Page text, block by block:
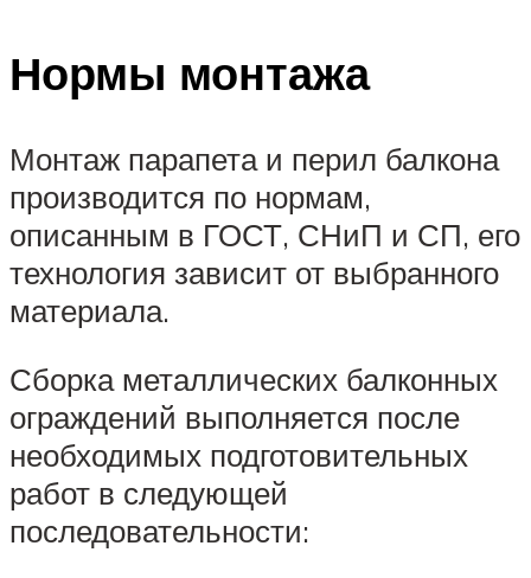
Нормы монтажа
Монтаж парапета и перил балкона
производится по нормам,
описанным в ГОСТ, СНиП и СП, его
технология зависит от выбранного
материала.
Сборка металлических балконных
ограждений выполняется после
необходимых подготовительных
работ в следующей
последовательности: